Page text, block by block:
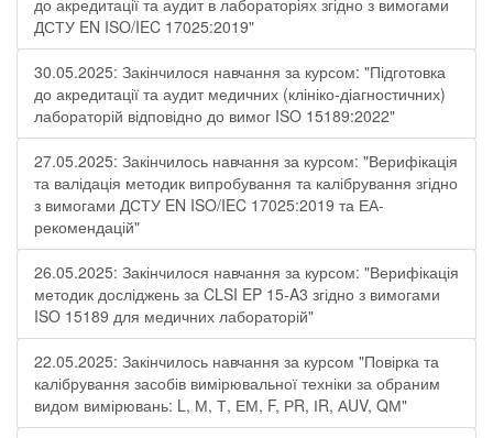
до акредитації та аудит в лабораторіях згідно з вимогами
ДСТУ EN ISO/IEC 17025:2019"
30.05.2025: Закінчилося навчання за курсом: "Підготовка
до акредитації та аудит медичних (клініко-діагностичних)
лабораторій відповідно до вимог ISO 15189:2022"
27.05.2025: Закінчилось навчання за курсом: "Верифікація
та валідація методик випробування та калібрування згідно
з вимогами ДСТУ EN ISO/IEC 17025:2019 та ЕА-
рекомендацій"
26.05.2025: Закінчилося навчання за курсом: "Верифікація
методик досліджень за CLSI EP 15-A3 згідно з вимогами
ISO 15189 для медичних лабораторій"
22.05.2025: Закінчилось навчання за курсом "Повірка та
калібрування засобів вимірювальної техніки за обраним
видом вимірювань: L, М, Т, ЕМ, F, РR, ІR, АUV, QМ"